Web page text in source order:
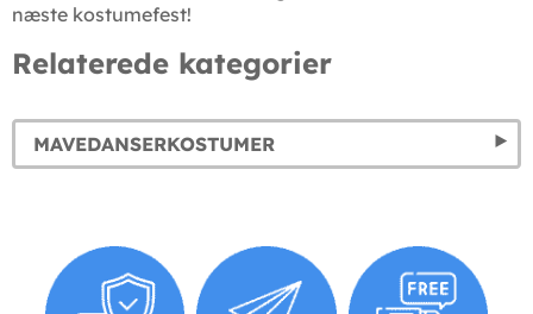
næste kostumefest!
Relaterede kategorier
MAVEDANSERKOSTUMER